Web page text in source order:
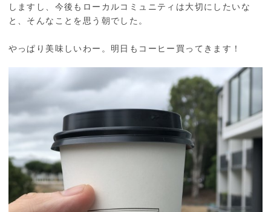
しますし、今後もローカルコミュニティは大切にしたいな
と、そんなことを思う朝でした。
やっぱり美味しいわー。明日もコーヒー買ってきます！